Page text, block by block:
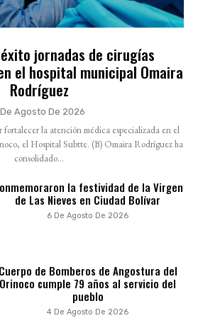
jornadas de cirugías
el hospital municipal Omaira
Rodríguez
Agosto De 2026
fortalecer la atención médica especializada en el
el Hospital Subtte. (B) Omaira Rodríguez ha
consolidado...
la festividad de la Virgen
de Las Nieves en Ciudad Bolívar
6 De Agosto De 2026
Cuerpo de Bomberos de Angostura del
Orinoco cumple 79 años al servicio del
pueblo
4 De Agosto De 2026